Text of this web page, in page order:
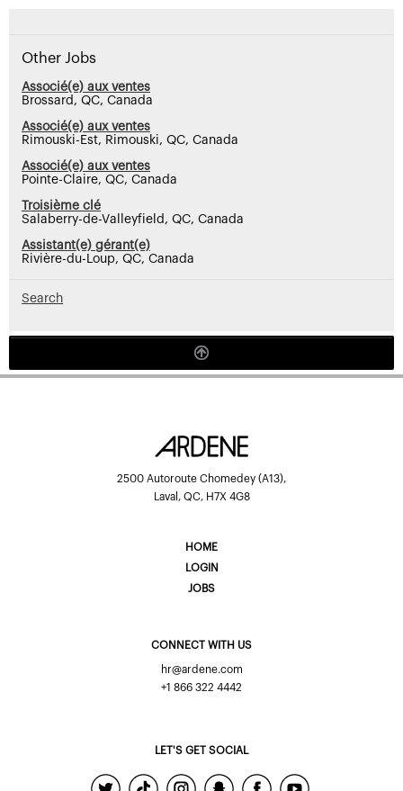
Other Jobs
Associé(e) aux ventes
Brossard, QC, Canada
Associé(e) aux ventes
Rimouski-Est, Rimouski, QC, Canada
Associé(e) aux ventes
Pointe-Claire, QC, Canada
Troisième clé
Salaberry-de-Valleyfield, QC, Canada
Assistant(e) gérant(e)
Rivière-du-Loup, QC, Canada
Search
2500 Autoroute Chomedey (A13),
Laval, QC, H7X 4G8
HOME
LOGIN
JOBS
CONNECT WITH US
hr@ardene.com
+1 866 322 4442
LET'S GET SOCIAL